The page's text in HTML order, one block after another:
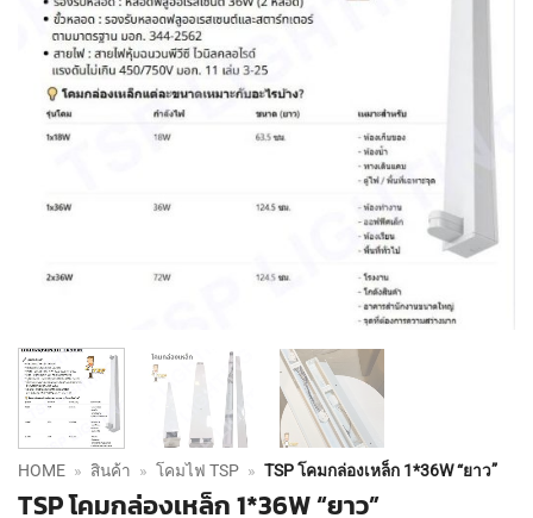
HOME » สินค้า » โคมไฟ TSP » TSP โคมกล่องเหล็ก 1*36W “ยาว”
TSP โคมกล่องเหล็ก 1*36W “ยาว”